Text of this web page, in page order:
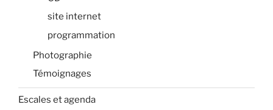
site internet
programmation
Photographie
Témoignages
Escales et agenda